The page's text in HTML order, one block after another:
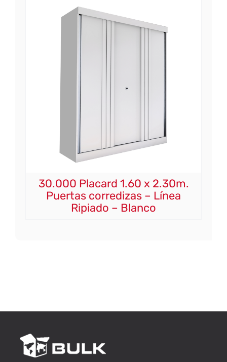
30.000 Placard 1.60 x 2.30m.
Puertas corredizas – Línea
Ripiado – Blanco